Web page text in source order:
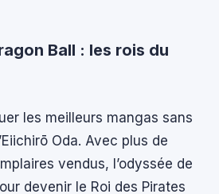
Ball : les rois du
les meilleurs mangas sans
Oda. Avec plus de
vendus, l’odyssée de
devenir le Roi des Pirates